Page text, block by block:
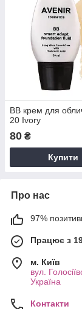
BB крем для
20 Ivory
80 ₴
Купити
Про нас
97%
Працює з
м. Київ
вул.
Україна
Контакти